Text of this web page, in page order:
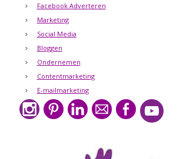
Facebook Adverteren
Marketing
Social Media
Bloggen
Ondernemen
Contentmarketing
E-mailmarketing